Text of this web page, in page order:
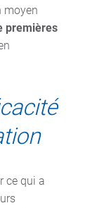
moyen
premières
ce qui a